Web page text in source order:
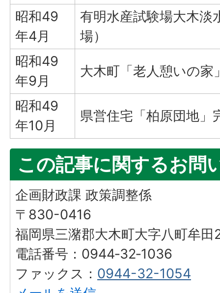
昭和49
年4月
有明水産試験場大木淡
場）
昭和49
年9月
大木町「老人憩いの家
昭和49
年10月
県営住宅「柏原団地」
この記事に関するお問
企画財政課 政策調整係
〒830-0416
福岡県三潴郡大木町大字八町牟
電話番号：0944‐32‐1036
ファックス： 0944-32-1054